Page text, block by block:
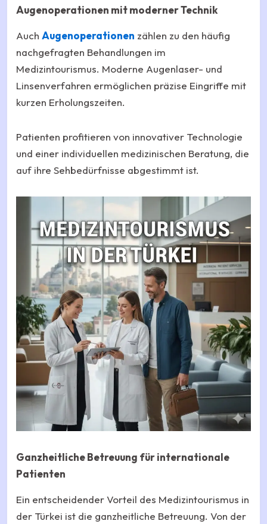
Augenoperationen mit moderner Technik
Auch Augenoperationen zählen zu den häufig
nachgefragten Behandlungen im
Medizintourismus. Moderne Augenlaser- und
Linsenverfahren ermöglichen präzise Eingriffe mit
kurzen Erholungszeiten.
Patienten profitieren von innovativer Technologie
und einer individuellen medizinischen Beratung, die
auf ihre Sehbedürfnisse abgestimmt ist.
Ganzheitliche Betreuung für internationale
Patienten
Ein entscheidender Vorteil des Medizintourismus in
der Türkei ist die ganzheitliche Betreuung. Von der